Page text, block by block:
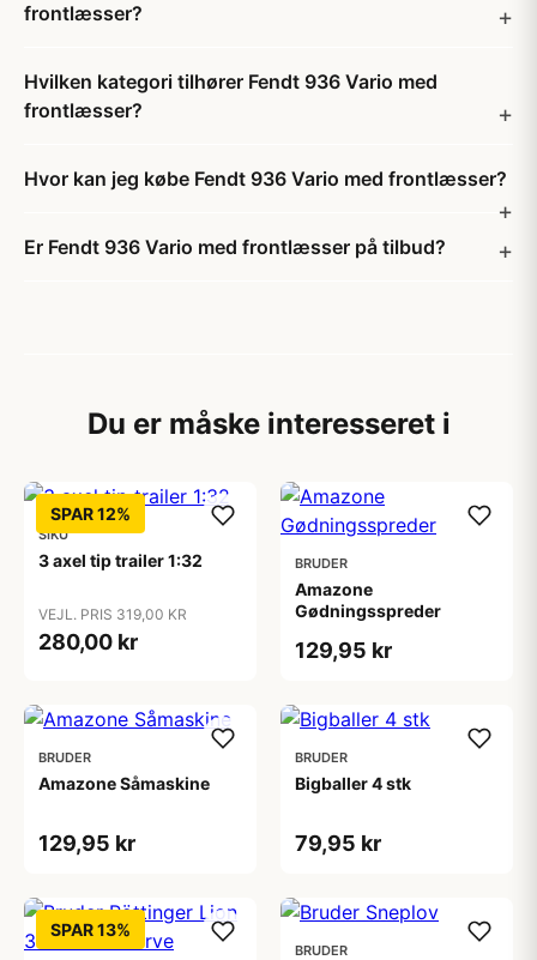
frontlæsser?
Hvilken kategori tilhører Fendt 936 Vario med
frontlæsser?
Hvor kan jeg købe Fendt 936 Vario med frontlæsser?
Er Fendt 936 Vario med frontlæsser på tilbud?
Du er måske interesseret i
SPAR 12%
SIKU
3 axel tip trailer 1:32
VEJL. PRIS 319,00 KR
280,00 kr
BRUDER
Amazone
Gødningsspreder
129,95 kr
BRUDER
Amazone Såmaskine
129,95 kr
BRUDER
Bigballer 4 stk
79,95 kr
SPAR 13%
BRUDER